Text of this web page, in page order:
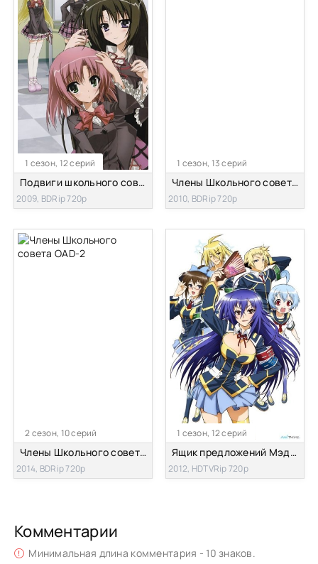
1 сезон, 12 серий
Подвиги школьного совета
2009, BDRip 720p
1 сезон, 13 серий
Члены Школьного совета [ТВ-1]
2010, BDRip 720p
2 сезон, 10 серий
Члены Школьного совета OAD-2
2014, BDRip 720p
1 сезон, 12 серий
Ящик предложений Мэдаки [ТВ-1]
2012, HDTVRip 720p
Комментарии
Минимальная длина комментария - 10 знаков.